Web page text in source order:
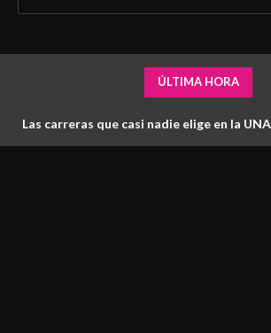
ÚLTIMA HORA
Las carreras que casi nadie elige en la